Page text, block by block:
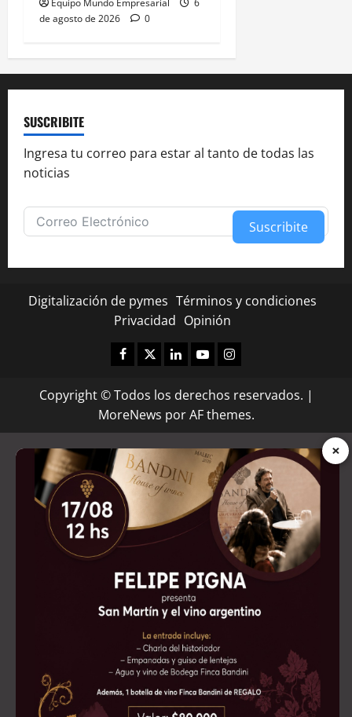
de agosto de 2026
0
SUSCRIBITE
Ingresa tu correo para estar al tanto de todas las
noticias
Suscribite
Digitalización de pymes Términos y condiciones
Privacidad Opinión
Facebook
TwitterLinkedinYoutubeInstagram
Copyright © Todos los derechos reservados. |
MoreNews por AF themes.
×